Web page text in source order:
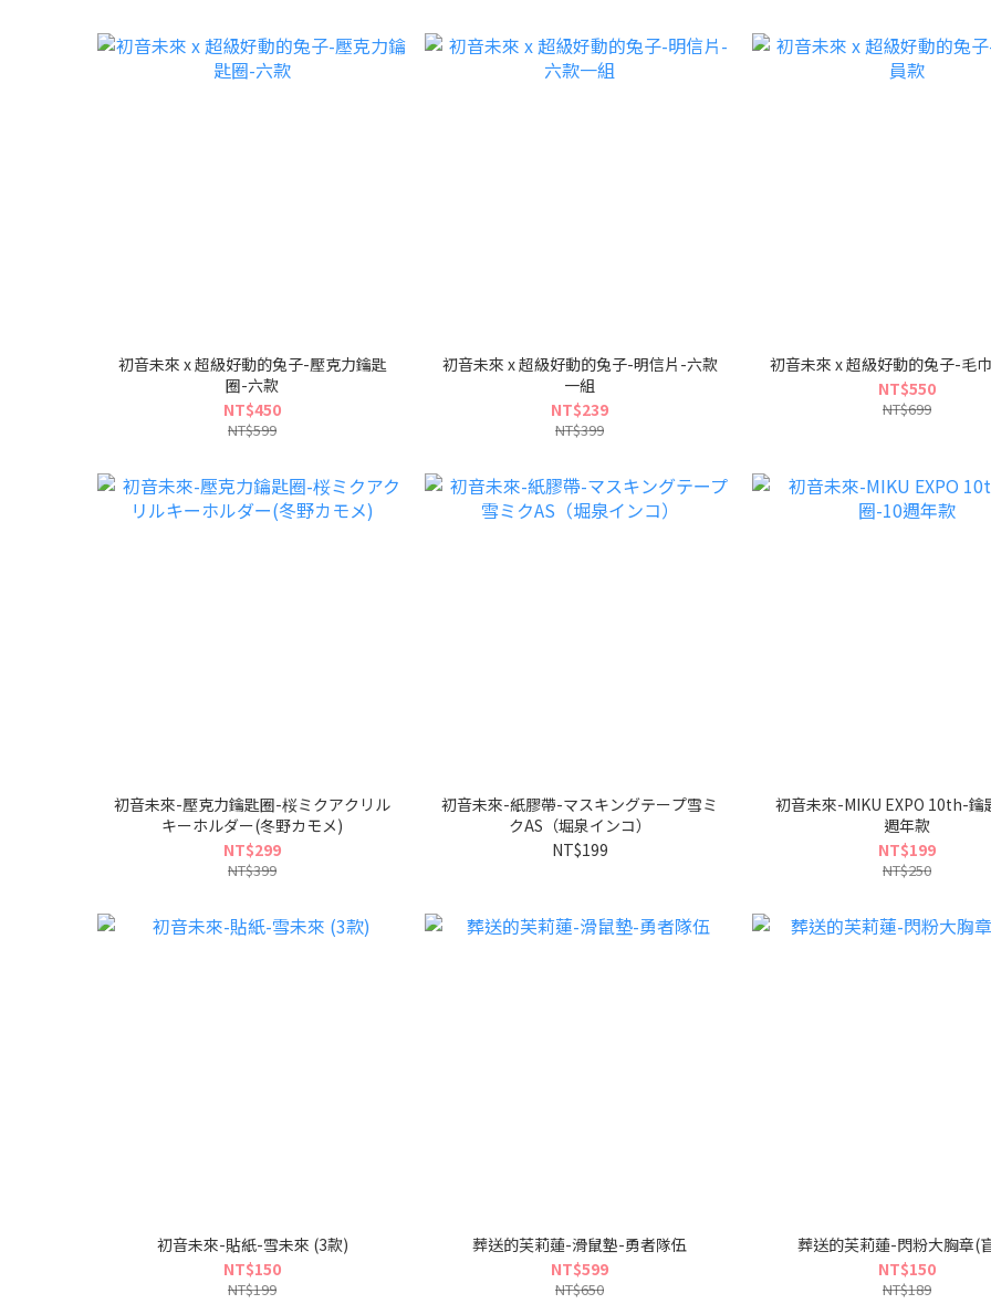
初音未來 x 超級好動的兔子-壓克力鑰匙
圈-六款
NT$450
NT$599
初音未來 x 超級好動的兔子-明信片-六款
一組
NT$239
NT$399
初音未來 x 超級好動的兔子-毛
NT$550
NT$699
初音未來-壓克力鑰匙圈-桜ミクアクリル
キーホルダー(冬野カモメ)
NT$299
NT$399
初音未來-紙膠帶-マスキングテープ雪ミ
クAS（堀泉インコ）
NT$199
初音未來-MIKU EXPO 10th-鑰
週年款
NT$199
NT$250
初音未來-貼紙-雪未來 (3款)
NT$150
NT$199
葬送的芙莉蓮-滑鼠墊-勇者隊伍
NT$599
NT$650
葬送的芙莉蓮-閃粉大胸章(
NT$150
NT$189